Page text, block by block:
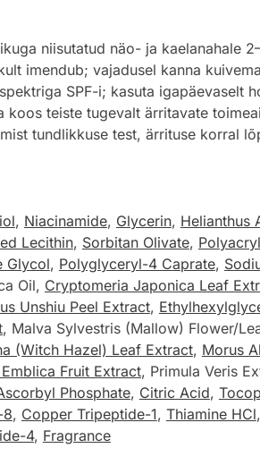
niisutatud näo- ja kaelanahale
imendub; vajadusel kanna
SPF-i; kasuta igapäevaselt
koos teiste tugevalt ärritavate
tundlikkuse test, ärrituse korral
, Niacinamide, Glycerin, Helianthus
Lecithin, Sorbitan Olivate,
Glycol, Polyglyceryl-4 Caprate,
Oil, Cryptomeria Japonica Leaf
Unshiu Peel Extract,
, Malva Sylvestris (Mallow) Flower/
(Witch Hazel) Leaf Extract, Morus
Fruit Extract, Primula Veris
Phosphate, Citric Acid,
8, Copper Tripeptide-1, Thiamine HCl,
4, Fragrance